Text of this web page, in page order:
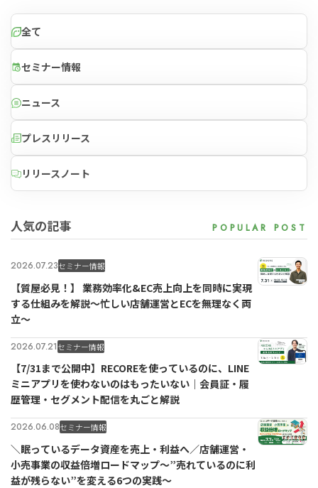
全て
セミナー情報
ニュース
プレスリリース
リリースノート
人気の記事
2026.07.23セミナー情報
【質屋必見！】 業務効率化&EC売上向上を同時に実現
する仕組みを解説〜忙しい店舗運営とECを無理なく両
立〜
2026.07.21セミナー情報
【7/31まで公開中】RECOREを使っているのに、LINE
ミニアプリを使わないのはもったいない｜会員証・履
歴管理・セグメント配信を丸ごと解説
2026.06.08セミナー情報
＼眠っているデータ資産を売上・利益へ／店舗運営・
小売事業の収益倍増ロードマップ～”売れているのに利
益が残らない”を変える6つの実践～